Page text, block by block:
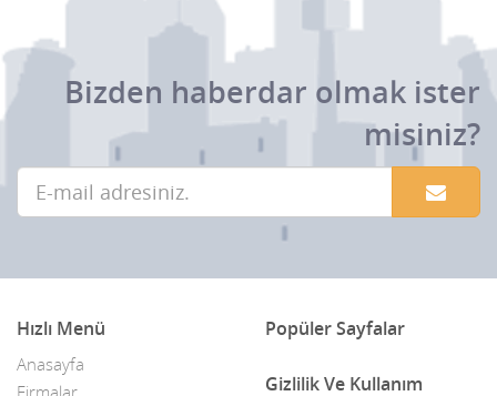
Bizden haberdar olmak ister
misiniz?
Hızlı Menü
Anasayfa
Popüler Sayfalar
Gizlilik Ve Kullanım